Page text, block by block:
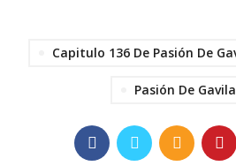
Capitulo 136 De Pasión De
Pasión De